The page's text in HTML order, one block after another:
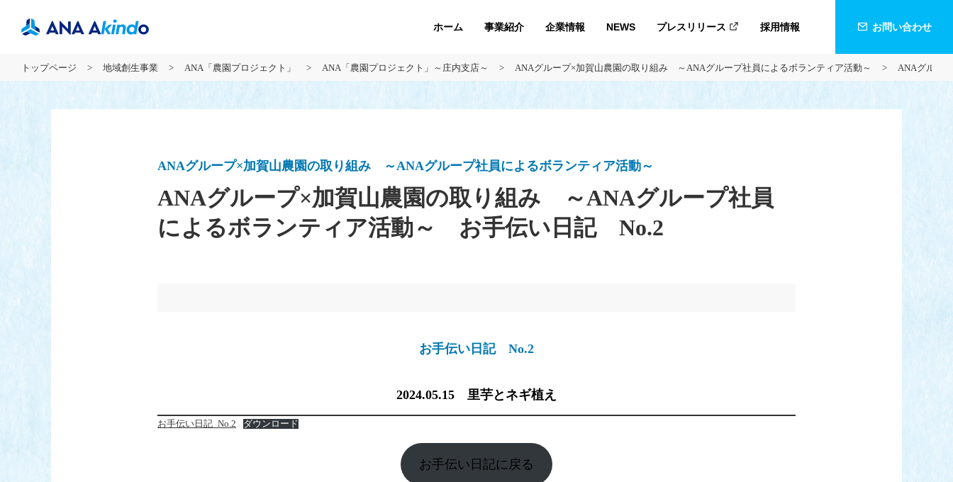
ホーム 事業紹介 企業情報 NEWS プレスリリース 採用情報 お問い合わせ
トップページ 地域創生事業 ANA「農園プロジェクト」 ANA「農園プロジェクト」～庄内支店～ ANAグループ×加賀山農園の取り組み ～ANAグループ社員によるボランティア活動～ ANAグルー
ANAグループ×加賀山農園の取り組み ～ANAグループ社員によるボランティア活動～
ANAグループ×加賀山農園の取り組み ～ANAグループ社員
によるボランティア活動～ お手伝い日記 No.2
お手伝い日記 No.2
2024.05.15 里芋とネギ植え
お手伝い日記_No.2 ダウンロード
お手伝い日記に戻る